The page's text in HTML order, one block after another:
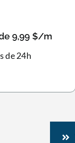
9,99 $/m
de 24h